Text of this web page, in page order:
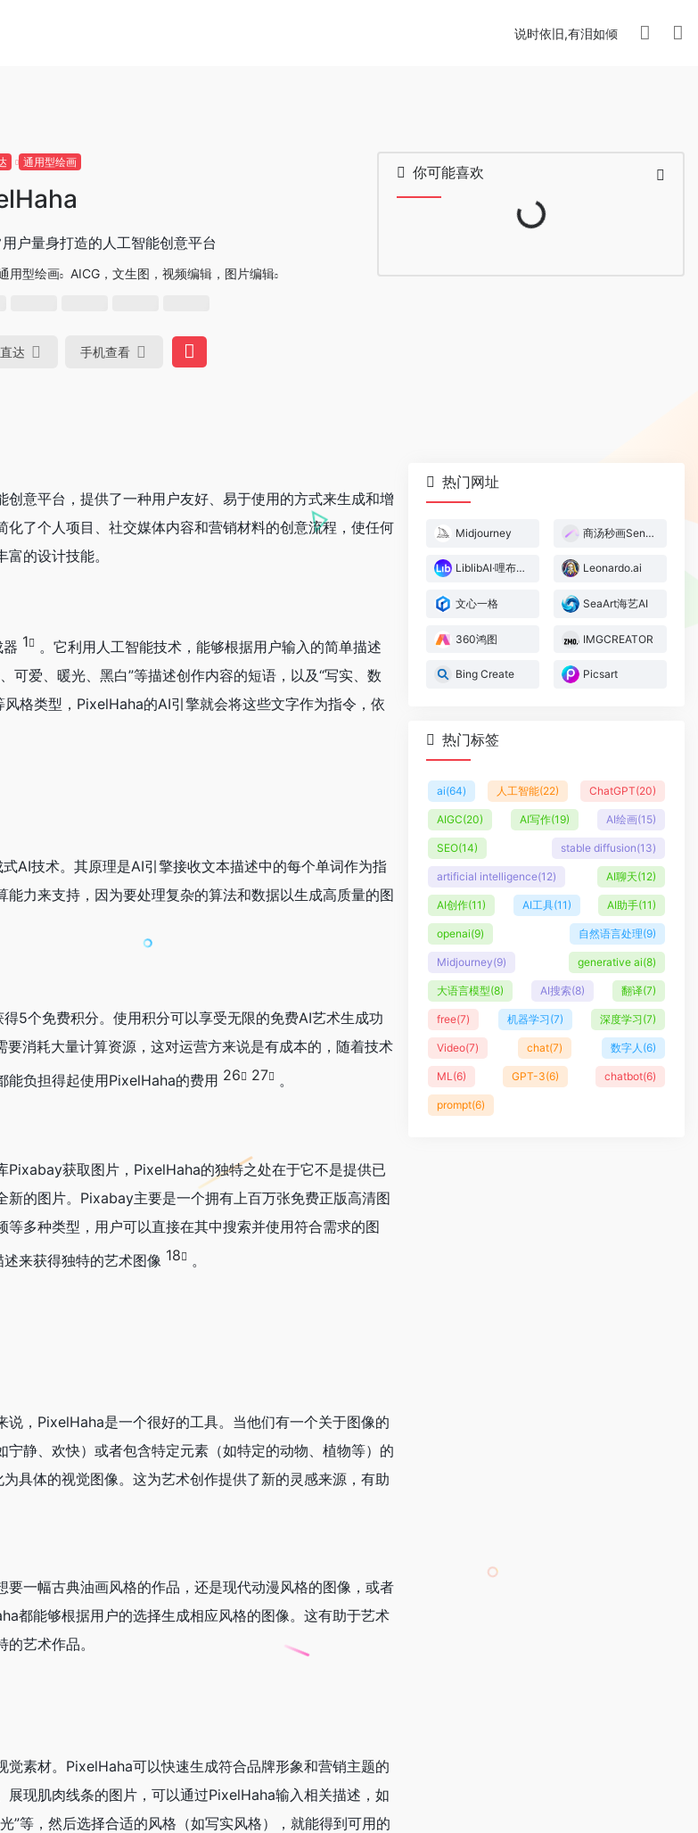
说时依旧,有泪如倾
通用型绘画
户量身打造的人工智能创意平台
用型绘画 AICG，文生图，视频编辑，图片编辑
达 手机查看
你可能喜欢
Loading...
意平台，提供了一种用户友好、易于使用的方式来生成和增
了个人项目、社交媒体内容和营销材料的创意流程，使任何
的设计技能。
1
。它利用人工智能技术，能够根据用户输入的简单描述
可爱、暖光、黑白”等描述创作内容的短语，以及“写实、数
格类型，PixelHaha的AI引擎就会将这些文字作为指令，依
AI技术。其原理是AI引擎接收文本描述中的每个单词作为指
力来支持，因为要处理复杂的算法和数据以生成高质量的图
5个免费积分。使用积分可以享受无限的免费AI艺术生成功
消耗大量计算资源，这对运营方来说是有成本的，随着技术
能负担得起使用PixelHaha的费用 26 27 。
Pixabay获取图片，PixelHaha的独特之处在于它不是提供已
的图片。Pixabay主要是一个拥有上百万张免费正版高清图
多种类型，用户可以直接在其中搜索并使用符合需求的图
来获得独特的艺术图像 18 。
，PixelHaha是一个很好的工具。当他们有一个关于图像的
静、欢快）或者包含特定元素（如特定的动物、植物等）的
具体的视觉图像。这为艺术创作提供了新的灵感来源，有助
一幅古典油画风格的作品，还是现代动漫风格的图像，或者
都能够根据用户的选择生成相应风格的图像。这有助于艺术
艺术作品。
素材。PixelHaha可以快速生成符合品牌形象和营销主题的
现肌肉线条的图片，可以通过PixelHaha输入相关描述，如
”等，然后选择合适的风格（如写实风格），就能得到可用的
热门网址
Midjourney 商汤秒画SenseMirage
LiblibAI·哩布哩布AI Leonardo.ai
文心一格 SeaArt海艺AI
360鸿图 IMGCREATOR
Bing Create Picsart
热门标签
ai(64) 人工智能(22) ChatGPT(20)
AIGC(20) AI写作(19) AI绘画(15)
SEO(14) stable diffusion(13)
artificial intelligence(12) AI聊天(12)
AI创作(11) AI工具(11) AI助手(11)
openai(9) 自然语言处理(9)
Midjourney(9) generative ai(8)
大语言模型(8) AI搜索(8) 翻译(7)
free(7) 机器学习(7) 深度学习(7)
Video(7) chat(7) 数字人 (6)
ML (6) GPT-3(6) chatbot(6)
prompt(6)